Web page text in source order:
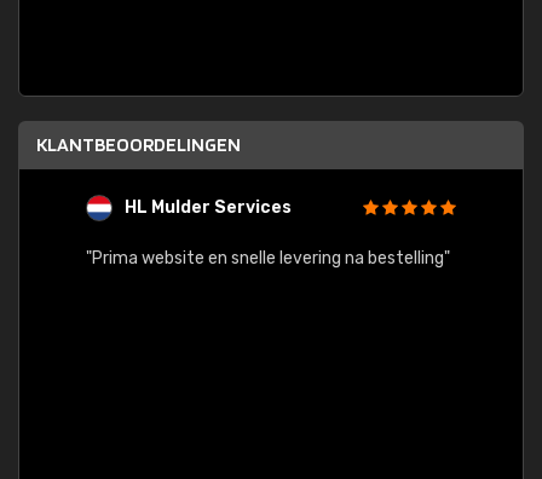
KLANTBEOORDELINGEN
HL Mulder Services
"Prima website en snelle levering na bestelling"